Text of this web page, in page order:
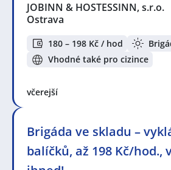
JOBINN & HOSTESSINN, s.r.o.
Ostrava
180 – 198 Kč / hod
Vhodné také pro cizince
včerejší
Brigáda ve skladu –
balíčků, až 198 Kč/hod.,